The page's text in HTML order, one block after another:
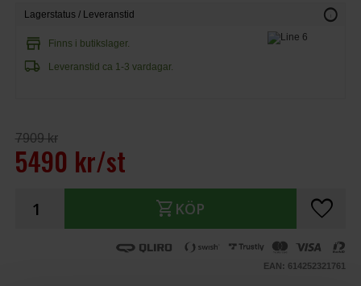
Lagerstatus / Leveranstid info
store Finns i butikslager.
local_shipping Leveranstid ca 1-3 vardagar.
7909 kr
5490 kr/st
shopping_cart KÖP favorite
EAN: 614252321761